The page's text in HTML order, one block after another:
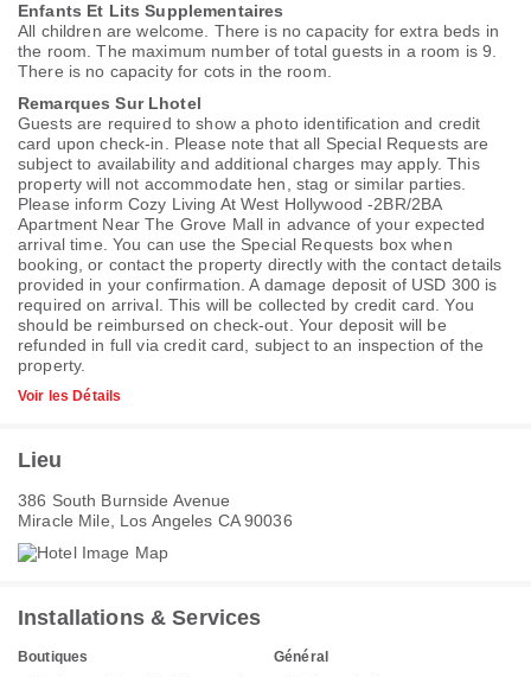
Enfants Et Lits Supplementaires
All children are welcome. There is no capacity for extra beds in
the room. The maximum number of total guests in a room is 9.
There is no capacity for cots in the room.
Remarques Sur Lhotel
Guests are required to show a photo identification and credit
card upon check-in. Please note that all Special Requests are
subject to availability and additional charges may apply. This
property will not accommodate hen, stag or similar parties.
Please inform Cozy Living At West Hollywood -2BR/2BA
Apartment Near The Grove Mall in advance of your expected
arrival time. You can use the Special Requests box when
booking, or contact the property directly with the contact details
provided in your confirmation. A damage deposit of USD 300 is
required on arrival. This will be collected by credit card. You
should be reimbursed on check-out. Your deposit will be
refunded in full via credit card, subject to an inspection of the
property.
Voir les Détails
Lieu
386 South Burnside Avenue
Miracle Mile, Los Angeles CA 90036
Installations & Services
Boutiques
Général